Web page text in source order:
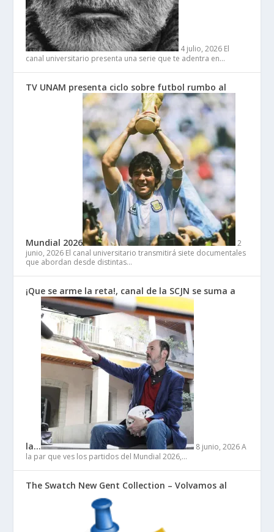
4 julio, 2026 El
canal universitario presenta una serie que te adentra en…
TV UNAM presenta ciclo sobre futbol rumbo al
Mundial 2026
2
junio, 2026 El canal universitario transmitirá siete documentales
que abordan desde distintas…
¡Que se arme la reta!, canal de la SCJN se suma a
la… 8 junio, 2026 A
la par que ves los partidos del Mundial 2026,…
The Swatch New Gent Collection – Volvamos al